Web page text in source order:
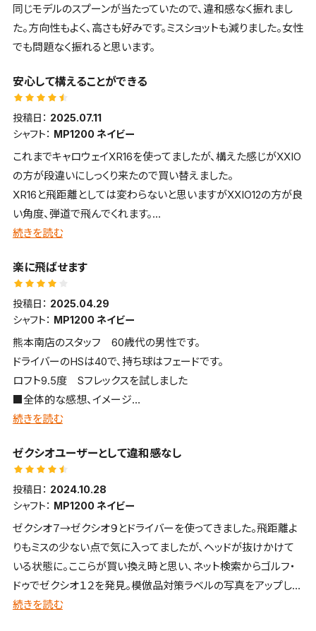
同じモデルのスプーンが当たっていたので、違和感なく振れまし
た。方向性もよく、高さも好みです。ミスショットも減りました。女性
でも問題なく振れると思います。
安心して構えることができる
投稿日： 2025.07.11
シャフト： MP1200 ネイビー
これまでキャロウェイXR16を使ってましたが、構えた感じがXXIO
の方が段違いにしっくり来たので買い替えました。
XR16と飛距離としては変わらないと思いますがXXIO12の方が良
い角度、弾道で飛んでくれます。
芯を外しても大きなミスにはならないのでが、気になるのは音で
は満足しています。
続きを読む
楽に飛ばせます
投稿日： 2025.04.29
シャフト： MP1200 ネイビー
熊本南店のスタッフ 60歳代の男性です。
ドライバーのHSは40で、持ち球はフェードです。
ロフト9.5度 Sフレックスを試しました
■全体的な感想、イメージ
硬質な打感・打音で前へ前へ飛ばせる
ロースピンで距離を稼げます
■方向性・コントロール性
掴まりがよいためか若干左へ飛びやすい
■構えやすさ・見た目・デザインについて
いかにも掴まりやすそうな顔をしており、フェードヒッターの自分
には少し構えにくい
■打感・打音など
カキーンと気持ちの良い打感・打音 好みは別れるかもしれませ
ん
続きを読む
ゼクシオユーザーとして違和感なし
投稿日： 2024.10.28
シャフト： MP1200 ネイビー
ゼクシオ７→ゼクシオ９とドライバーを使ってきました。飛距離よ
りもミスの少ない点で気に入ってましたが、ヘッドが抜けかけて
いる状態に。ここらが買い換え時と思い、ネット検索からゴルフ・
ドゥでゼクシオ１２を発見。模倣品対策ラベルの写真をアップして
戴いて購入。
続きを読む